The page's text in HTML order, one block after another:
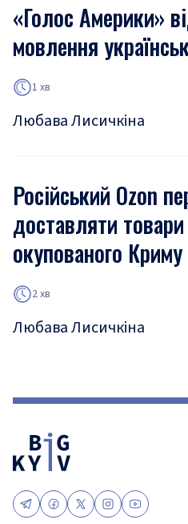
«Голос Америки»
мовлення
1 хв
Любава Лисичкіна
Російський Ozon
доставляти
окупованого Криму
2 хв
Любава Лисичкіна